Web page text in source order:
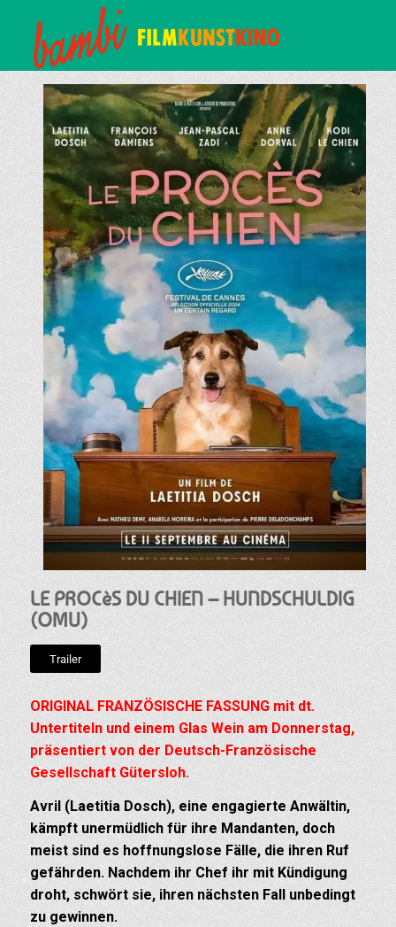
LE PROCèS DU CHIEN – HUNDSCHULDIG
(OMU)
Trailer
ORIGINAL FRANZÖSISCHE FASSUNG mit dt.
Untertiteln und einem Glas Wein am Donnerstag,
präsentiert von der Deutsch-Französische
Gesellschaft Gütersloh.
Avril (Laetitia Dosch), eine engagierte Anwältin,
kämpft unermüdlich für ihre Mandanten, doch
meist sind es hoffnungslose Fälle, die ihren Ruf
gefährden. Nachdem ihr Chef ihr mit Kündigung
droht, schwört sie, ihren nächsten Fall unbedingt
zu gewinnen.